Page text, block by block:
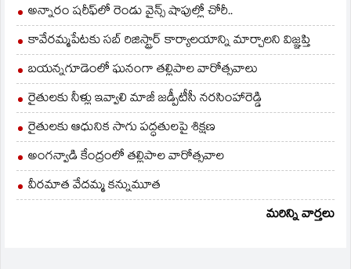
అన్నారం షరీఫ్‌లో రెండు వైన్స్ షాపుల్లో చోరీ..
కావేరమ్మపేటకు సబ్ రిజిస్ట్రార్ కార్యాలయాన్ని మార్చాలని విజ్ఞప్తి
బయన్నగూడెంలో ఘనంగా తల్లిపాల వారోత్సవాలు
రైతులకు నీళ్లు ఇవ్వాలి మాజీ జడ్పీటీసీ నరసింహారెడ్డి
రైతులకు ఆధునిక సాగు పద్ధతులపై శిక్షణ
అంగన్వాడి కేంద్రంలో తల్లిపాల వారోత్సవాల
వీరమాత వేదమ్మ కన్నుమూత
మరిన్ని వార్తలు